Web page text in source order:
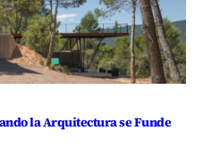
la Arquitectura se Funde